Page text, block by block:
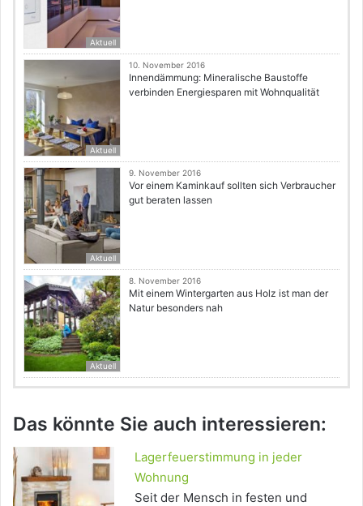
Aktuell
Aktuell
10. November 2016
Innendämmung: Mineralische Baustoffe
verbinden Energiesparen mit Wohnqualität
Aktuell
9. November 2016
Vor einem Kaminkauf sollten sich Verbraucher
gut beraten lassen
Aktuell
8. November 2016
Mit einem Wintergarten aus Holz ist man der
Natur besonders nah
Das könnte Sie auch interessieren:
Lagerfeuerstimmung in jeder
Wohnung
Seit der Mensch in festen und